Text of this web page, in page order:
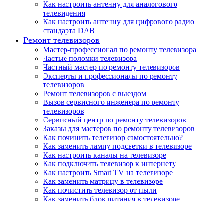
Как настроить антенну для аналогового
телевидения
Как настроить антенну для цифрового радио
стандарта DAB
Ремонт телевизоров
Мастер-профессионал по ремонту телевизора
Частые поломки телевизора
Частный мастер по ремонту телевизоров
Эксперты и профессионалы по ремонту
телевизоров
Ремонт телевизоров с выездом
Вызов сервисного инженера по ремонту
телевизоров
Сервисный центр по ремонту телевизоров
Заказы для мастеров по ремонту телевизоров
Как починить телевизор самостоятельно?
Как заменить лампу подсветки в телевизоре
Как настроить каналы на телевизоре
Как подключить телевизор к интернету
Как настроить Smart TV на телевизоре
Как заменить матрицу в телевизоре
Как почистить телевизор от пыли
Как заменить блок питания в телевизоре